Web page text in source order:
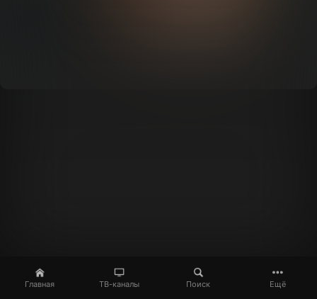
Главная ТВ-каналы Поиск Ещё